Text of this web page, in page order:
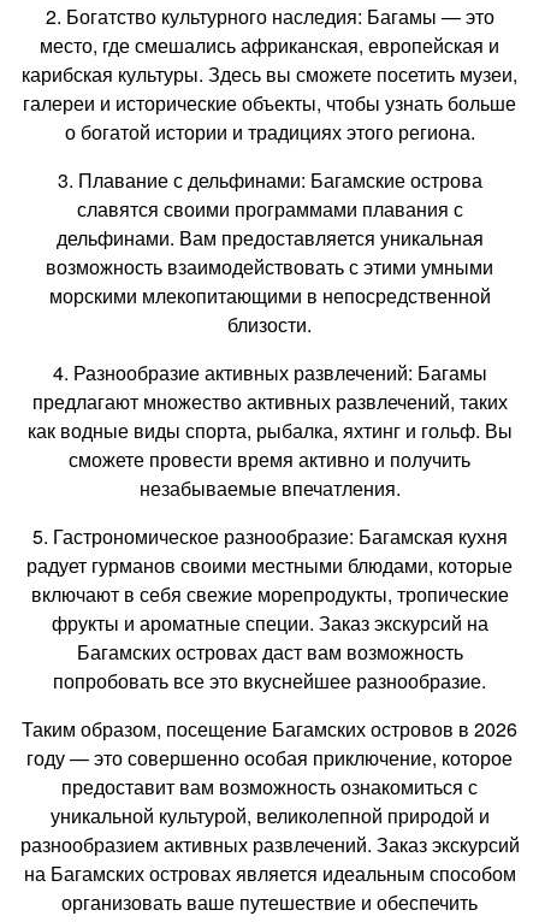
2. Богатство культурного наследия: Багамы — это
место, где смешались африканская, европейская и
карибская культуры. Здесь вы сможете посетить музеи,
галереи и исторические объекты, чтобы узнать больше
о богатой истории и традициях этого региона.
3. Плавание с дельфинами: Багамские острова
славятся своими программами плавания с
дельфинами. Вам предоставляется уникальная
возможность взаимодействовать с этими умными
морскими млекопитающими в непосредственной
близости.
4. Разнообразие активных развлечений: Багамы
предлагают множество активных развлечений, таких
как водные виды спорта, рыбалка, яхтинг и гольф. Вы
сможете провести время активно и получить
незабываемые впечатления.
5. Гастрономическое разнообразие: Багамская кухня
радует гурманов своими местными блюдами, которые
включают в себя свежие морепродукты, тропические
фрукты и ароматные специи. Заказ экскурсий на
Багамских островах даст вам возможность
попробовать все это вкуснейшее разнообразие.
Таким образом, посещение Багамских островов в 2026
году — это совершенно особая приключение, которое
предоставит вам возможность ознакомиться с
уникальной культурой, великолепной природой и
разнообразием активных развлечений. Заказ экскурсий
на Багамских островах является идеальным способом
организовать ваше путешествие и обеспечить